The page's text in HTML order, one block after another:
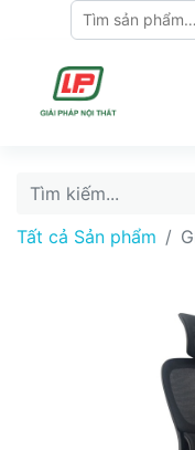
Tất cả Sản phẩm